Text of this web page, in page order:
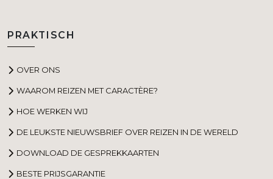
PRAKTISCH
OVER ONS
WAAROM REIZEN MET CARACTÈRE?
HOE WERKEN WIJ
DE LEUKSTE NIEUWSBRIEF OVER REIZEN IN DE WERELD
DOWNLOAD DE GESPREKKAARTEN
BESTE PRIJSGARANTIE